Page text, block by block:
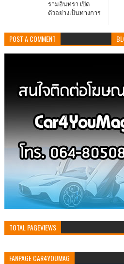
รามอินทรา เปิด
ตัวอย่างเป็นทางการ
POST A COMMENT
TOTAL PAGEVIEWS
FANPAGE CAR4YOUMAG